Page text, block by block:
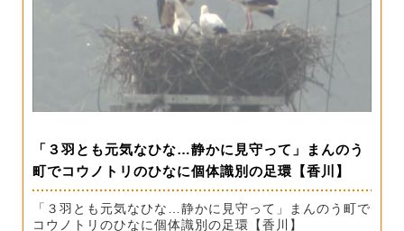
「３羽とも元気なひな…静かに見守って」まんのう
町でコウノトリのひなに個体識別の足環【香川】
「３羽とも元気なひな…静かに見守って」まんのう町で
コウノトリのひなに個体識別の足環【香川】